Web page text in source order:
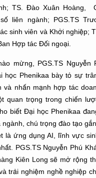
TS. Đào Xuân Hoàng,
liên ngành; PGS.TS
sinh viên và Khởi nghiệp;
Hợp tác Đối ngoại.
mừng, PGS.TS Nguyễn
học Phenikaa bày tỏ sự
và nhấn mạnh hợp tác
quan trọng trong chiến
biết Đại học Phenikaa
chú trọng đào tạo
là ứng dụng AI, lĩnh vực
PGS.TS Nguyễn Phú
Kiên Long sẽ mở rộng
trải nghiệm nghề nghiệp